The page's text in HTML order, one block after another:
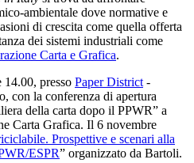
ambientale dove normative e
di crescita come quella offerta
dei sistemi industriali come
Carta e Grafica.
presso Paper District -
con la conferenza di apertura
della carta dopo il PPWR” a
Carta Grafica. Il 6 novembre
Prospettive e scenari alla
ESPR” organizzato da Bartoli.